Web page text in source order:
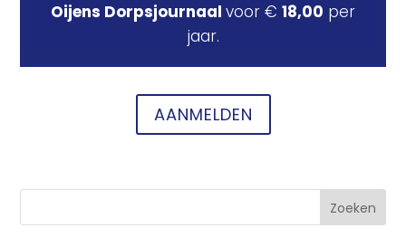
Oijens Dorpsjournaal voor € 18,00 per
jaar.
AANMELDEN
Zoeken